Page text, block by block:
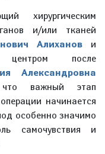
хирургическим
и/или тканей
Алиханов и
центром после
Александровна
важный этап
начинается
особенно значимо
самочувствия и